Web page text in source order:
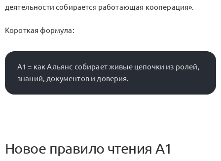
деятельности собирается работающая кооперация».
Короткая формула:
A1 = как Альянс собирает живые цепочки из ролей,
Новое правило чтения A1